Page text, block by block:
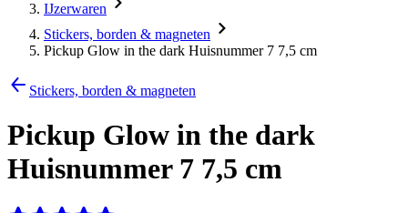
IJzerwaren
Stickers, borden & magneten
Pickup Glow in the dark Huisnummer 7 7,5 cm
Stickers, borden & magneten
Pickup Glow in the dark
Huisnummer 7 7,5 cm